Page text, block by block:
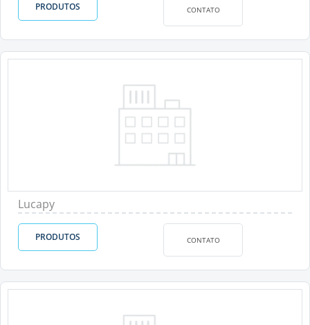
PRODUTOS CONTATO
Lucapy
PRODUTOS CONTATO